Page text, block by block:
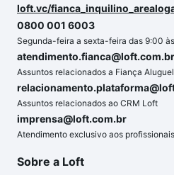
loft.vc/
0800 001 6003
Segunda-feira a sexta-feira das 9:00
atendimento.fianca@loft.com.br
Assuntos relacionados a Fiança Aluguel
Assuntos relacionados ao CRM Loft
imprensa@loft.com.br
Atendimento exclusivo aos
Sobre a Loft